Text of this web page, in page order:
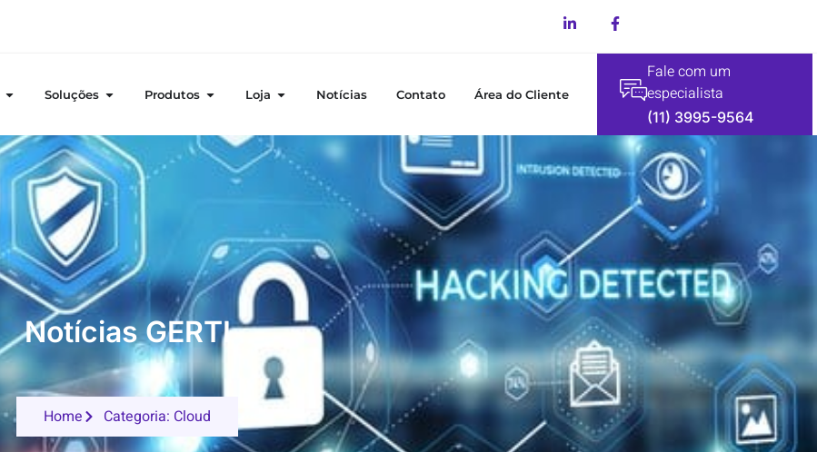
Soluções Produtos Loja Notícias Contato Área do Cliente
Fale com um
especialista
(11) 3995-9564
Notícias GERTI
Home Categoria: Cloud